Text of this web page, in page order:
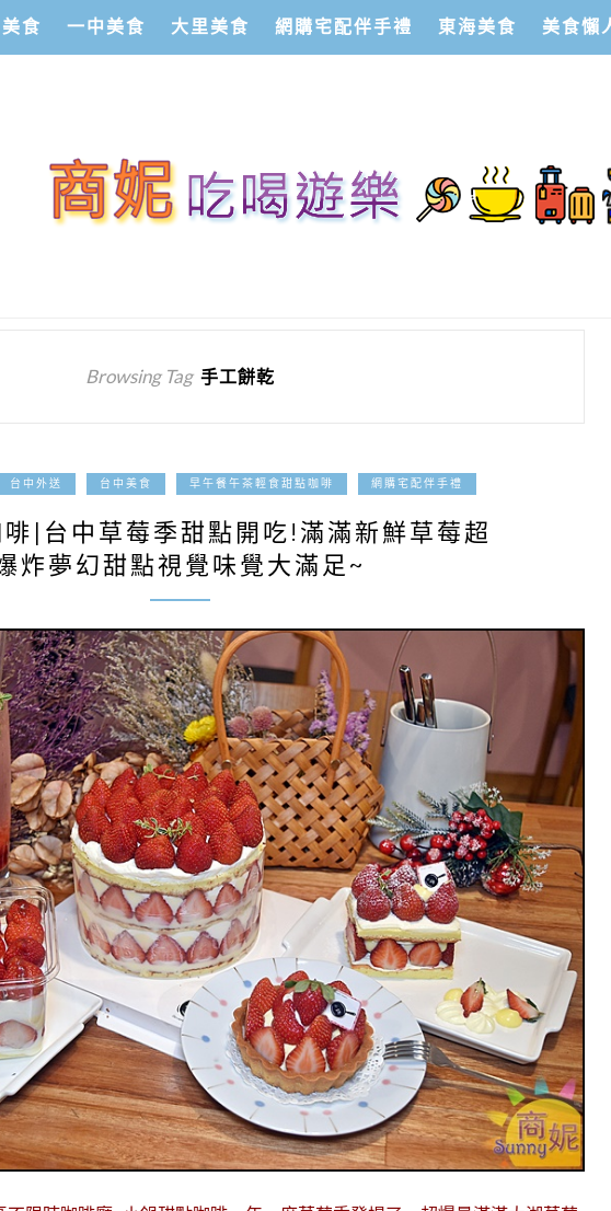
食 一中美食 大里美食 網購宅配伴手禮 東海美食 美食懶
Browsing Tag 手工餅乾
台中外送 台中美食 早午餐午茶輕食甜點咖啡 網購宅配伴手禮
|台中草莓季甜點開吃!滿滿新鮮草莓超
炸夢幻甜點視覺味覺大滿足~